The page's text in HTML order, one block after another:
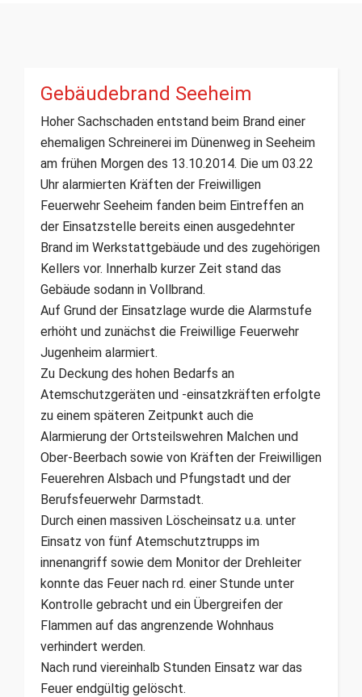
Gebäudebrand Seeheim
Hoher Sachschaden entstand beim Brand einer
ehemaligen Schreinerei im Dünenweg in Seeheim
am frühen Morgen des 13.10.2014. Die um 03.22
Uhr alarmierten Kräften der Freiwilligen
Feuerwehr Seeheim fanden beim Eintreffen an
der Einsatzstelle bereits einen ausgedehnter
Brand im Werkstattgebäude und des zugehörigen
Kellers vor. Innerhalb kurzer Zeit stand das
Gebäude sodann in Vollbrand.
Auf Grund der Einsatzlage wurde die Alarmstufe
erhöht und zunächst die Freiwillige Feuerwehr
Jugenheim alarmiert.
Zu Deckung des hohen Bedarfs an
Atemschutzgeräten und -einsatzkräften erfolgte
zu einem späteren Zeitpunkt auch die
Alarmierung der Ortsteilswehren Malchen und
Ober-Beerbach sowie von Kräften der Freiwilligen
Feuerehren Alsbach und Pfungstadt und der
Berufsfeuerwehr Darmstadt.
Durch einen massiven Löscheinsatz u.a. unter
Einsatz von fünf Atemschutztrupps im
innenangriff sowie dem Monitor der Drehleiter
konnte das Feuer nach rd. einer Stunde unter
Kontrolle gebracht und ein Übergreifen der
Flammen auf das angrenzende Wohnhaus
verhindert werden.
Nach rund viereinhalb Stunden Einsatz war das
Feuer endgültig gelöscht.